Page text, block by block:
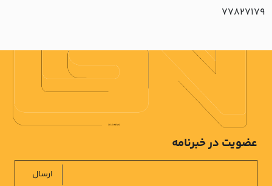
77827179
عضویت در خبرنامه
ارسال